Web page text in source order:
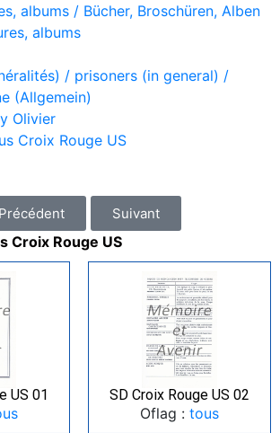
albums / Bücher, Broschüren, Alben
albums
/ prisoners (in general) /
(Allgemein)
Olivier
Croix Rouge US
Précédent Suivant
Croix Rouge US
US 01 SD Croix Rouge US 02
Oflag : tous